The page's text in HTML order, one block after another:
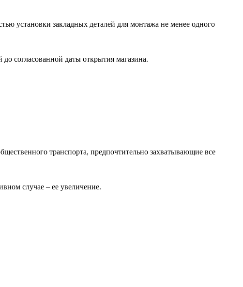
установки закладных деталей для монтажа не менее одного
согласованной даты открытия магазина.
транспорта, предпочтительно захватывающие все
случае – ее увеличение.